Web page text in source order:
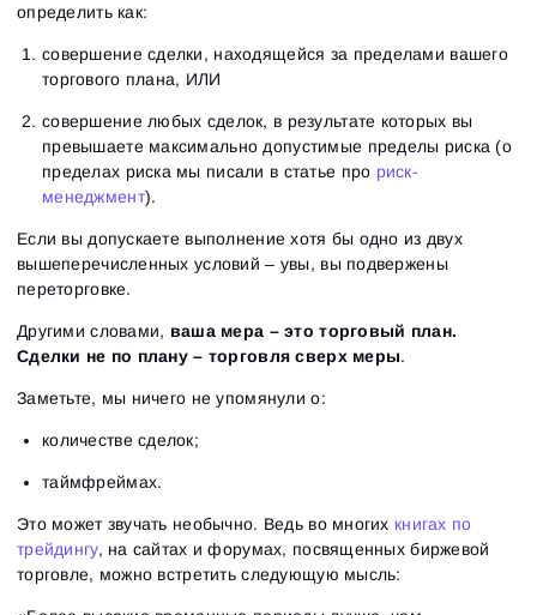
определить как:
совершение сделки, находящейся за пределами вашего
торгового плана, ИЛИ
совершение любых сделок, в результате которых вы
превышаете максимально допустимые пределы риска (о
пределах риска мы писали в статье про риск-
менеджмент).
Если вы допускаете выполнение хотя бы одно из двух
вышеперечисленных условий – увы, вы подвержены
переторговке.
Другими словами, ваша мера – это торговый план.
Сделки не по плану – торговля сверх меры.
Заметьте, мы ничего не упомянули о:
количестве сделок;
таймфреймах.
Это может звучать необычно. Ведь во многих книгах по
трейдингу, на сайтах и форумах, посвященных биржевой
торговле, можно встретить следующую мысль: